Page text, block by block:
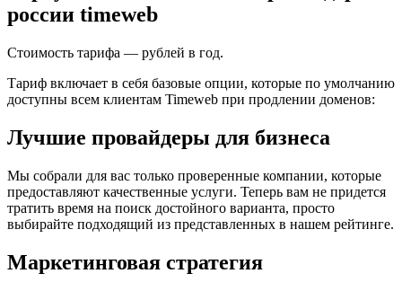
россии timeweb
Стоимость тарифа — рублей в год.
Тариф включает в себя базовые опции, которые по умолчанию
доступны всем клиентам Timeweb при продлении доменов:
Лучшие провайдеры для бизнеса
Мы собрали для вас только проверенные компании, которые
предоставляют качественные услуги. Теперь вам не придется
тратить время на поиск достойного варианта, просто
выбирайте подходящий из представленных в нашем рейтинге.
Маркетинговая стратегия